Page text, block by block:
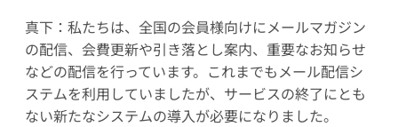
真下：私たちは、全国の会員様向けにメールマガジン
の配信、会費更新や引き落とし案内、重要なお知らせ
などの配信を行っています。これまでもメール配信シ
ステムを利用していましたが、サービスの終了にとも
ない新たなシステムの導入が必要になりました。